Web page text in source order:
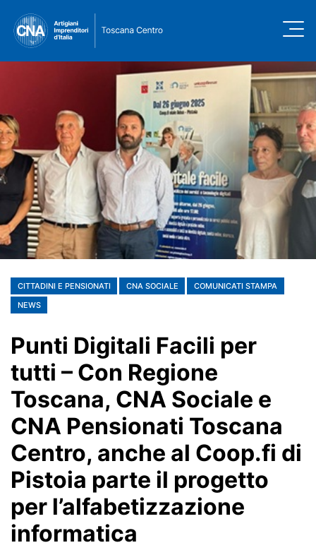
CITTADINI E PENSIONATI CNA SOCIALE
COMUNICATI STAMPA
NEWS
Punti Digitali Facili per
tutti – Con Regione
Toscana, CNA Sociale e
CNA Pensionati Toscana
Centro, anche al Coop.fi di
Pistoia parte il progetto
per l’alfabetizzazione
informatica